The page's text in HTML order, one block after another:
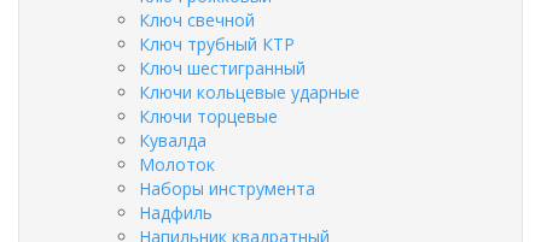
Ключ свечной
Ключ трубный КТР
Ключ шестигранный
Ключи кольцевые ударные
Ключи торцевые
Кувалда
Молоток
Наборы инструмента
Надфиль
Напильник квадратный